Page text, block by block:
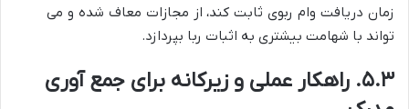
زمان دریافت وام ربوی ثابت کند، از مجازات معاف شده و می
تواند با شهامت بیشتری به اثبات ربا بپردازد.
۵.۳. راهکار عملی و زیرکانه برای جمع آوری